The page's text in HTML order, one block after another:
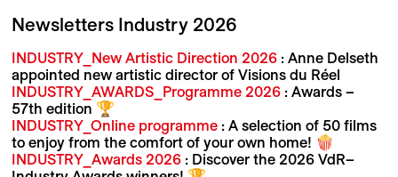
Newsletters Industry 2026
INDUSTRY_New Artistic Direction 2026: Anne Delseth
appointed new artistic director of Visions du Réel
INDUSTRY_AWARDS_Programme 2026: Awards –
57th edition 🏆
INDUSTRY_Online programme: A selection of 50 films
to enjoy from the comfort of your own home! 🍿
INDUSTRY_Awards 2026: Discover the 2026 VdR–